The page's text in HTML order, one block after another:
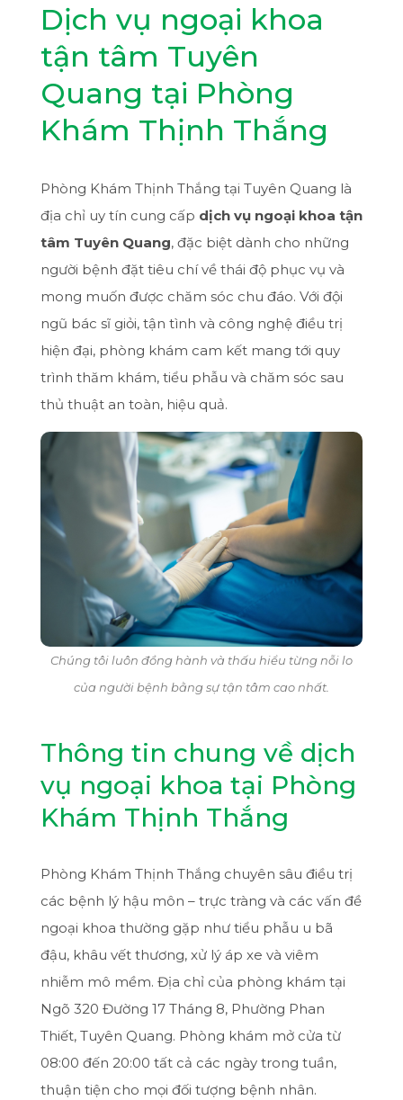
Dịch vụ ngoại khoa
tận tâm Tuyên
Quang tại Phòng
Khám Thịnh Thắng
Phòng Khám Thịnh Thắng tại Tuyên Quang là
địa chỉ uy tín cung cấp dịch vụ ngoại khoa tận
tâm Tuyên Quang, đặc biệt dành cho những
người bệnh đặt tiêu chí về thái độ phục vụ và
mong muốn được chăm sóc chu đáo. Với đội
ngũ bác sĩ giỏi, tận tình và công nghệ điều trị
hiện đại, phòng khám cam kết mang tới quy
trình thăm khám, tiểu phẫu và chăm sóc sau
thủ thuật an toàn, hiệu quả.
Chúng tôi luôn đồng hành và thấu hiểu từng nỗi lo
của người bệnh bằng sự tận tâm cao nhất.
Thông tin chung về dịch
vụ ngoại khoa tại Phòng
Khám Thịnh Thắng
Phòng Khám Thịnh Thắng chuyên sâu điều trị
các bệnh lý hậu môn – trực tràng và các vấn đề
ngoại khoa thường gặp như tiểu phẫu u bã
đậu, khâu vết thương, xử lý áp xe và viêm
nhiễm mô mềm. Địa chỉ của phòng khám tại
Ngõ 320 Đường 17 Tháng 8, Phường Phan
Thiết, Tuyên Quang. Phòng khám mở cửa từ
08:00 đến 20:00 tất cả các ngày trong tuần,
thuận tiện cho mọi đối tượng bệnh nhân.